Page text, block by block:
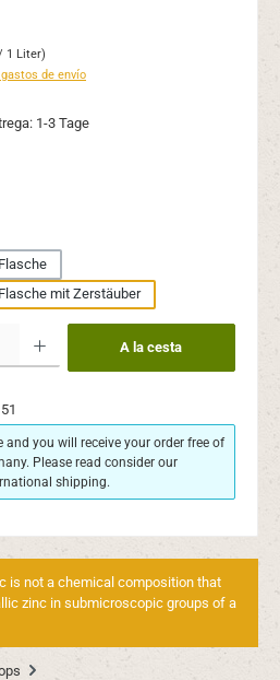
1 Liter)
de envío
1-3 Tage
mit Zerstäuber
la cantidad deseada o usa los botones para
A la cesta
and you will receive your order free of
Please read consider our
shipping.
is not a chemical composition that
zinc in submicroscopic groups of a